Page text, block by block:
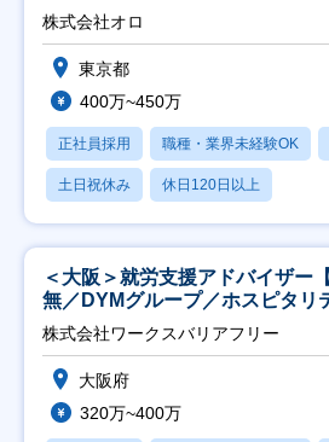
修充実】
株式会社オロ
東京都
400万~450万
正社員採用 職種・業界未経験OK
土日祝休み 休日120日以上
＜大阪＞就労支援アドバイザー
無／DYMグループ／ホスピタリ
日祝】
株式会社ワークスバリアフリー
大阪府
320万~400万